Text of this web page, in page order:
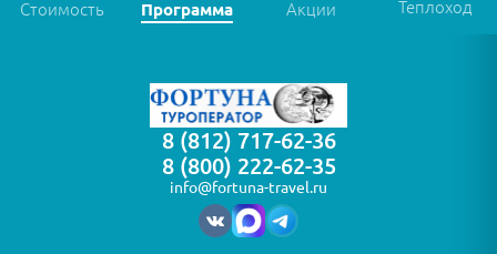
Стоимость Программа Акции Теплоход
8 (812) 717-62-36
8 (800) 222-62-35
info@fortuna-travel.ru